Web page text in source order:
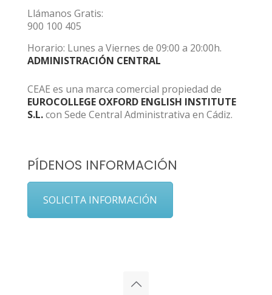
Llámanos Gratis:
900 100 405
Horario: Lunes a Viernes de 09:00 a 20:00h.
ADMINISTRACIÓN CENTRAL
CEAE es una marca comercial propiedad de
EUROCOLLEGE OXFORD ENGLISH INSTITUTE
S.L.con Sede Central Administrativa en Cádiz.
PÍDENOS INFORMACIÓN
SOLICITA INFORMACIÓN